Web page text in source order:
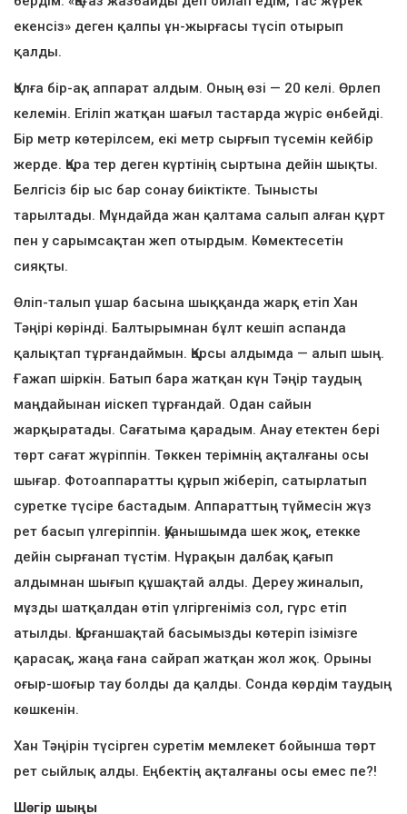
екенсіз» деген қалпы ұн-жырғасы түсіп отырып
қалды.
Қолға бір-ақ аппарат алдым. Оның өзі — 20 келі. Өрлеп
келемін. Егіліп жатқан шағыл тастарда жүріс өнбейді.
Бір метр көтерілсем, екі метр сырғып түсемін кейбір
жерде. Қара тер деген күртінің сыртына дейін шықты.
Белгісіз бір ыс бар сонау биіктікте. Тынысты
тарылтады. Мұндайда жан қалтама салып алған құрт
пен у сарымсақтан жеп отырдым. Көмектесетін
сияқты.
Өліп-талып ұшар басына шыққанда жарқ етіп Хан
Тәңірі көрінді. Балтырымнан бұлт кешіп аспанда
қалықтап тұрғандаймын. Қарсы алдымда — алып шың.
Ғажап шіркін. Батып бара жатқан күн Тәңір таудың
маңдайынан иіскеп тұрғандай. Одан сайын
жарқыратады. Сағатыма қарадым. Анау етектен бері
төрт сағат жүріппін. Төккен терімнің ақталғаны осы
шығар. Фотоаппаратты құрып жіберіп, сатырлатып
суретке түсіре бастадым. Аппараттың түймесін жүз
рет басып үлгеріппін. Қуанышымда шек жоқ, етекке
дейін сырғанап түстім. Нұрақын далбақ қағып
алдымнан шығып құшақтай алды. Дереу жиналып,
мұзды шатқалдан өтіп үлгіргеніміз сол, гүрс етіп
атылды. Қорғаншақтай басымызды көтеріп ізімізге
қарасақ, жаңа ғана сайрап жатқан жол жоқ. Орыны
оғыр-шоғыр тау болды да қалды. Сонда көрдім таудың
көшкенін.
Хан Тәңірін түсірген суретім мемлекет бойынша төрт
рет сыйлық алды. Еңбектің ақталғаны осы емес пе?!
Шөгір шыңы